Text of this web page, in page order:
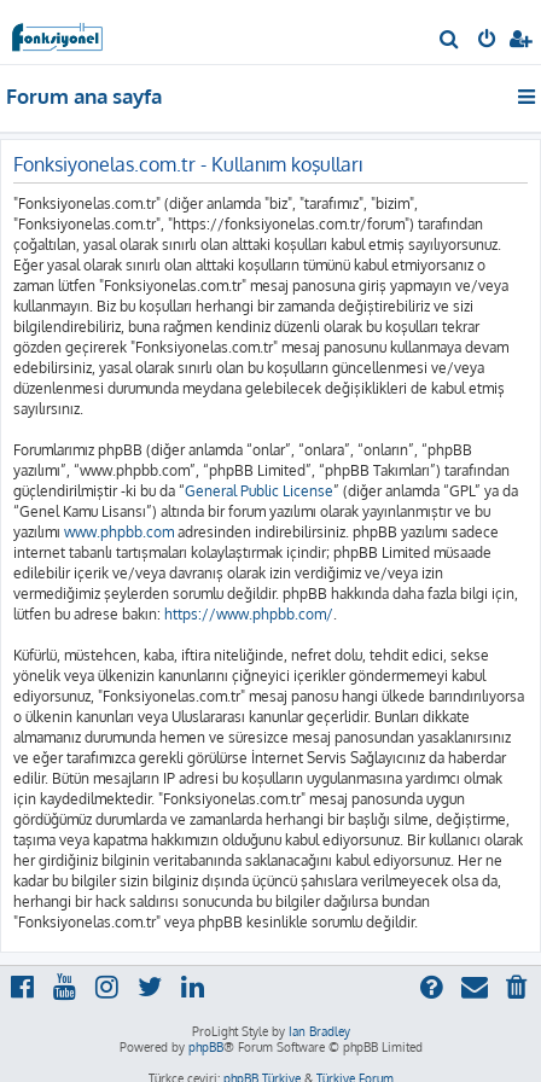
r
Forum ana sayfa
Fonksiyonelas.com.tr - Kullanım koşulları
"Fonksiyonelas.com.tr" (diğer anlamda "biz", "tarafımız", "bizim",
"Fonksiyonelas.com.tr", "https://fonksiyonelas.com.tr/forum") tarafından
çoğaltılan, yasal olarak sınırlı olan alttaki koşulları kabul etmiş sayılıyorsunuz.
Eğer yasal olarak sınırlı olan alttaki koşulların tümünü kabul etmiyorsanız o
zaman lütfen "Fonksiyonelas.com.tr" mesaj panosuna giriş yapmayın ve/veya
kullanmayın. Biz bu koşulları herhangi bir zamanda değiştirebiliriz ve sizi
bilgilendirebiliriz, buna rağmen kendiniz düzenli olarak bu koşulları tekrar
gözden geçirerek "Fonksiyonelas.com.tr" mesaj panosunu kullanmaya devam
edebilirsiniz, yasal olarak sınırlı olan bu koşulların güncellenmesi ve/veya
düzenlenmesi durumunda meydana gelebilecek değişiklikleri de kabul etmiş
sayılırsınız.
Forumlarımız phpBB (diğer anlamda “onlar”, “onlara”, “onların”, “phpBB
yazılımı”, “www.phpbb.com”, “phpBB Limited”, “phpBB Takımları”) tarafından
güçlendirilmiştir -ki bu da “General Public License” (diğer anlamda “GPL” ya da
“Genel Kamu Lisansı”) altında bir forum yazılımı olarak yayınlanmıştır ve bu
yazılımı www.phpbb.com adresinden indirebilirsiniz. phpBB yazılımı sadece
internet tabanlı tartışmaları kolaylaştırmak içindir; phpBB Limited müsaade
edilebilir içerik ve/veya davranış olarak izin verdiğimiz ve/veya izin
vermediğimiz şeylerden sorumlu değildir. phpBB hakkında daha fazla bilgi için,
lütfen bu adrese bakın: https://www.phpbb.com/.
Küfürlü, müstehcen, kaba, iftira niteliğinde, nefret dolu, tehdit edici, sekse
yönelik veya ülkenizin kanunlarını çiğneyici içerikler göndermemeyi kabul
ediyorsunuz, "Fonksiyonelas.com.tr" mesaj panosu hangi ülkede barındırılıyorsa
o ülkenin kanunları veya Uluslararası kanunlar geçerlidir. Bunları dikkate
almamanız durumunda hemen ve süresizce mesaj panosundan yasaklanırsınız
ve eğer tarafımızca gerekli görülürse İnternet Servis Sağlayıcınız da haberdar
edilir. Bütün mesajların IP adresi bu koşulların uygulanmasına yardımcı olmak
için kaydedilmektedir. "Fonksiyonelas.com.tr" mesaj panosunda uygun
gördüğümüz durumlarda ve zamanlarda herhangi bir başlığı silme, değiştirme,
taşıma veya kapatma hakkımızın olduğunu kabul ediyorsunuz. Bir kullanıcı olarak
her girdiğiniz bilginin veritabanında saklanacağını kabul ediyorsunuz. Her ne
kadar bu bilgiler sizin bilginiz dışında üçüncü şahıslara verilmeyecek olsa da,
herhangi bir hack saldırısı sonucunda bu bilgiler dağılırsa bundan
"Fonksiyonelas.com.tr" veya phpBB kesinlikle sorumlu değildir.
ProLight Style by Ian Bradley
Powered by phpBB® Forum Software © phpBB Limited
Türkçe çeviri: phpBB Türkiye& Türkiye Forum